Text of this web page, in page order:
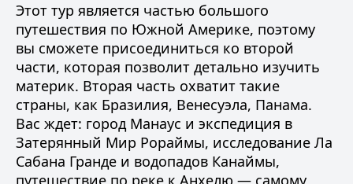
Этот тур является частью большого
путешествия по Южной Америке, поэтому
вы сможете присоединиться ко второй
части, которая позволит детально изучить
материк. Вторая часть охватит такие
страны, как Бразилия, Венесуэла, Панама.
Вас ждет: город Манаус и экспедиция в
Затерянный Мир Рораймы, исследование Ла
Сабана Гранде и водопадов Канаймы,
путешествие по реке к Анхелю — самому